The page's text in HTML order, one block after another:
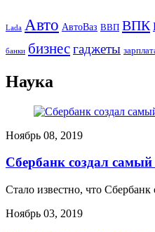
Lada Авто АвтоВаз ВВП ВПК
банки бизнесгаджеты
Наука
Ноябрь 08, 2019
Сбербанк создал
Стало известно, что Сбербанк
Ноябрь 03, 2019